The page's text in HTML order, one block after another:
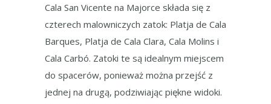
Cala San Vicente na Majorce składa się z
czterech malowniczych zatok: Platja de Cala
Barques, Platja de Cala Clara, Cala Molins i
Cala Carbó. Zatoki te są idealnym miejscem
do spacerów, ponieważ można przejść z
jednej na drugą, podziwiając piękne widoki.